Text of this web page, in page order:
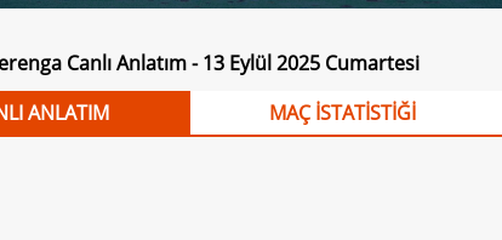
Canlı Anlatım - 13 Eylül 2025 Cumartesi
ANLATIM
MAÇ İSTATİSTİĞİ